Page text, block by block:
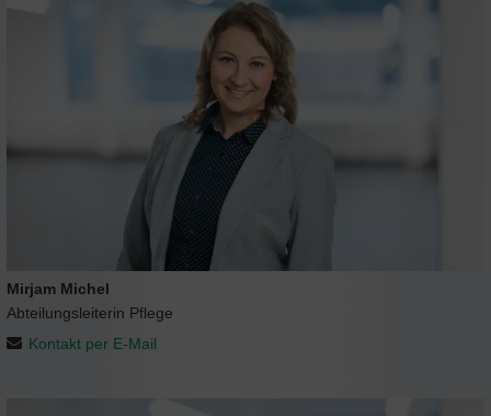
Mirjam Michel
Abteilungsleiterin Pflege
Kontakt per E-Mail